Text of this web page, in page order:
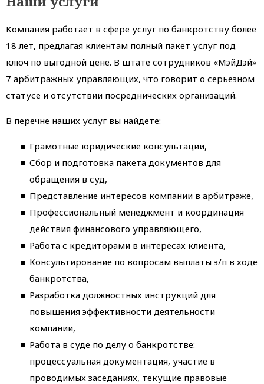
Компания работает в сфере услуг по банкротству более
18 лет, предлагая клиентам полный пакет услуг под
ключ по выгодной цене. В штате сотрудников «МэйДэй»
7 арбитражных управляющих, что говорит о серьезном
статусе и отсутствии посреднических организаций.
В перечне наших услуг вы найдете:
Грамотные юридические консультации,
Сбор и подготовка пакета документов для
обращения в суд,
Представление интересов компании в арбитраже,
Профессиональный менеджмент и координация
действия финансового управляющего,
Работа с кредиторами в интересах клиента,
Консультирование по вопросам выплаты з/п в ходе
банкротства,
Разработка должностных инструкций для
повышения эффективности деятельности
компании,
Работа в суде по делу о банкротстве:
процессуальная документация, участие в
проводимых заседаниях, текущие правовые